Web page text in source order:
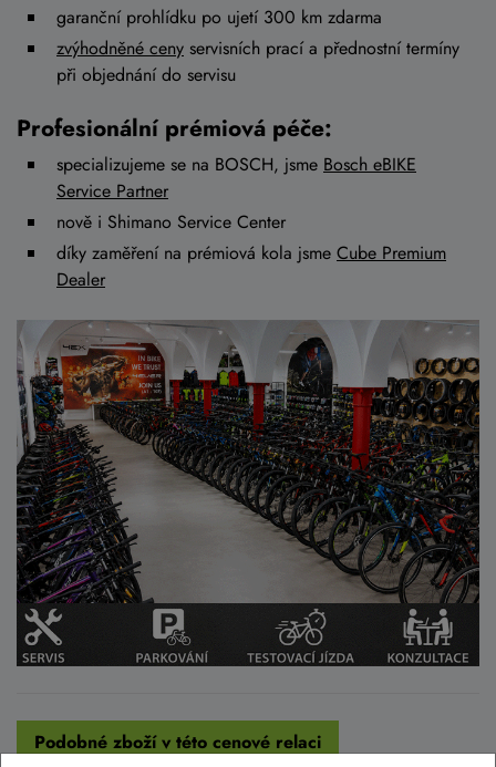
garanční prohlídku po ujetí 300 km zdarma
zvýhodněné ceny servisních prací a přednostní termíny
při objednání do servisu
Profesionální prémiová péče:
specializujeme se na BOSCH, jsme Bosch eBIKE
Service Partner
nově i Shimano Service Center
díky zaměření na prémiová kola jsme Cube Premium
Dealer
Podobné zboží v této cenové relaci